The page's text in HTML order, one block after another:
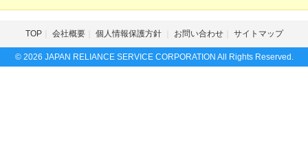
TOP 会社概要 個人情報保護方針 お問い合わせ サイトマップ
© 2026 JAPAN RELIANCE SERVICE CORPORATION All Rights Reserved.